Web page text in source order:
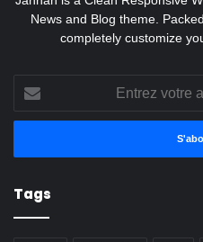
News and Blog theme.
completely customize
votre
adresse
Tags